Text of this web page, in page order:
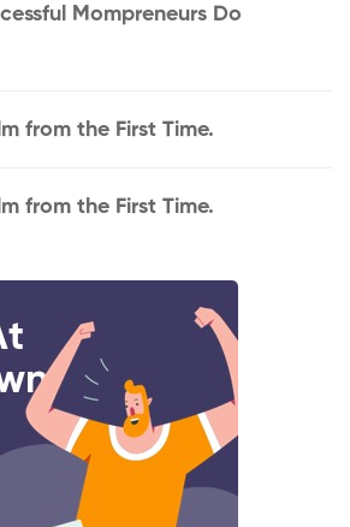
Mompreneurs Do
from the First Time.
from the First Time.